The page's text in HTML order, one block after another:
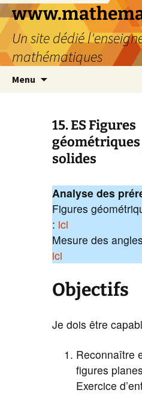
Un site dédié
mathématiques
Menu
15. ES Figures
géométriques
solides
Analyse des
Figures
: ici
Mesure des
ici
Objectifs
Je dois être
Reconnaître
figures planes
Exercice